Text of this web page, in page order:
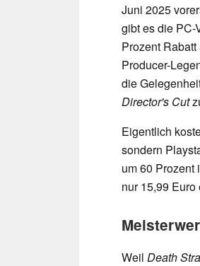
Juni 2025
gibt es die PC-
Prozent
Producer-
die
Director's Cut
Eigentlich
sondern
um 60 Prozent
nur 15,99 Euro
Weil Death